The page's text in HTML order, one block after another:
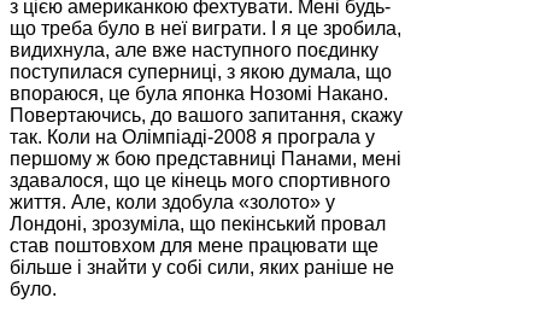
з цією американкою фехтувати. Мені будь-
що треба було в неї виграти. І я це зробила,
видихнула, але вже наступного поєдинку
поступилася суперниці, з якою думала, що
впораюся, це була японка Нозомі Накано.
Повертаючись, до вашого запитання, скажу
так. Коли на Олімпіаді-2008 я програла у
першому ж бою представниці Панами, мені
здавалося, що це кінець мого спортивного
життя. Але, коли здобула «золото» у
Лондоні, зрозуміла, що пекінський провал
став поштовхом для мене працювати ще
більше і знайти у собі сили, яких раніше не
було.